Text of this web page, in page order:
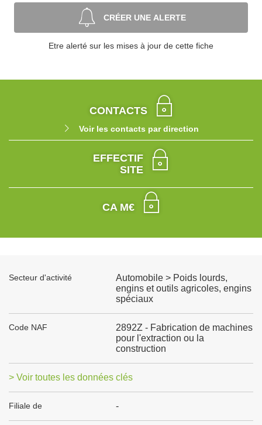
CRÉER UNE ALERTE
Etre alerté sur les mises à jour de cette fiche
CONTACTS
Voir les contacts par direction
EFFECTIF
SITE
CA M€
Secteur d'activité
Automobile > Poids lourds,
engins et outils agricoles, engins
spéciaux
Code NAF
2892Z - Fabrication de machines
pour l'extraction ou la
construction
> Voir toutes les données clés
Filiale de -